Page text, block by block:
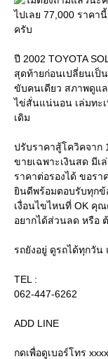
เอา
ไป
77,000
ราคา
นี้
เท่านั้น
รับ
คา
ไม่
ต้อง
แล้ว
ครับ
quantity
ปี 2002 TOYOTA
สุดท้ายก่อนเปลี่ยนเป็
ขับคนเดียว สภาพดูแ
ไข่สั่นแน่นอน เล่มทะ
เดิม
ปรับราคาสู้โควิคจาก
ขายเฉพาะเงินสด มีเ
ราคาต่อรองได้ ขอร
ยินดีพร้อมตอบรับทุกข้
เงื่อนไขไหนที่ OK คุ
อยากได้ส่วนลด หรือ
รถยังอยู่ ดูรถได้ทุกวั
TEL :
062-447-6262
ADD LINE
กดเพื่อดูเบอร์โทร